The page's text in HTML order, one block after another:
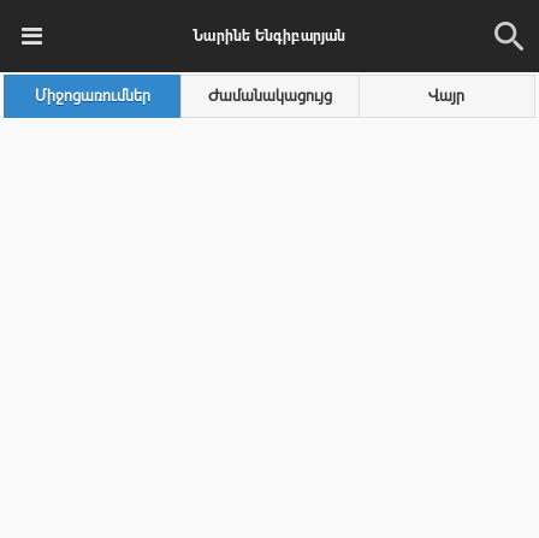
Նարինե Ենգիբարյան
Միջոցառումներ Ժամանակացույց Վայր